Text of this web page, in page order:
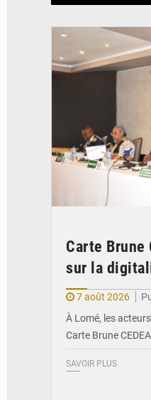
Carte Brune
sur la
7 août 2026
À Lomé, les
Carte Brune
SAVOIR PLUS